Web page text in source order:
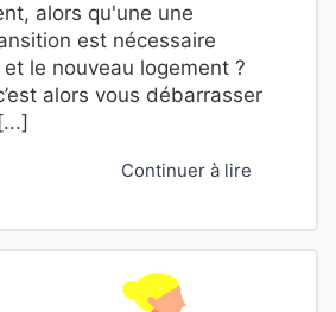
alors qu'une une
est nécessaire
et le nouveau logement ?
alors vous débarrasser
Continuer à lire